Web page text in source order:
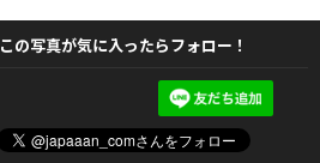
この写真が気に入ったらフォロー！